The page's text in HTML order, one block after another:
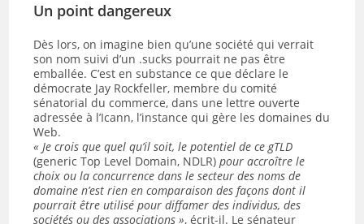
Un point dangereux
Dès lors, on imagine bien qu’une société qui verrait
son nom suivi d’un .sucks pourrait ne pas être
emballée. C’est en substance ce que déclare le
démocrate Jay Rockfeller, membre du comité
sénatorial du commerce, dans une lettre ouverte
adressée à l’Icann, l’instance qui gère les domaines du
Web.
« Je crois que quel qu’il soit, le potentiel de ce gTLD
(generic Top Level Domain, NDLR) pour accroître le
choix ou la concurrence dans le secteur des noms de
domaine n’est rien en comparaison des façons dont il
pourrait être utilisé pour diffamer des individus, des
sociétés ou des associations », écrit-il. Le sénateur